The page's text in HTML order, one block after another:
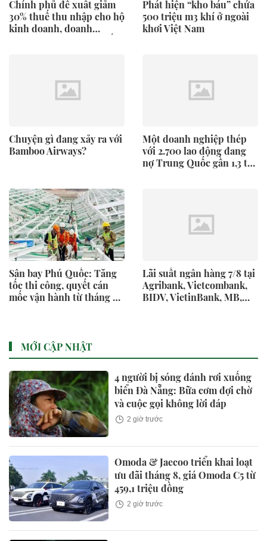
Chính phủ đề xuất giảm
30% thuế thu nhập cho hộ
kinh doanh, doanh
Phát hiện “kho báu” chứa
500 triệu m3 khí ở ngoài
khơi Việt Nam
Chuyện gì đang xảy ra với
Bamboo Airways?
Một doanh nghiệp thép
với 2.700 lao động đang
nợ Trung Quốc gần 1,3 tỷ
Sân bay Phú Quốc: Tăng
tốc thi công, quyết cán
mốc vận hành từ tháng 4-
Lãi suất ngân hàng 7/8 tại
Agribank, Vietcombank,
BIDV, VietinBank, MB,
MỚI CẬP NHẬT
4 người bị sóng đánh rơi xuống
biển Đà Nẵng: Bữa cơm đợi chờ
và cuộc gọi không lời đáp
2 giờ trước
Omoda & Jaecoo triển khai loạt
ưu đãi tháng 8, giá Omoda C5 từ
459,1 triệu đồng
2 giờ trước